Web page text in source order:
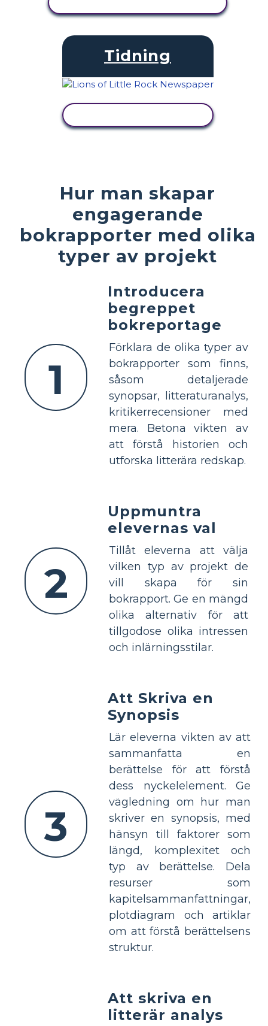
Tidning
Hur man skapar
engagerande
bokrapporter med olika
typer av projekt
1
Introducera
begreppet
bokreportage
Förklara de olika typer av
bokrapporter som finns,
såsom detaljerade
synopsar, litteraturanalys,
kritikerrecensioner med
mera. Betona vikten av
att förstå historien och
utforska litterära redskap.
2
Uppmuntra
elevernas val
Tillåt eleverna att välja
vilken typ av projekt de
vill skapa för sin
bokrapport. Ge en mängd
olika alternativ för att
tillgodose olika intressen
och inlärningsstilar.
3
Att Skriva en
Synopsis
Lär eleverna vikten av att
sammanfatta en
berättelse för att förstå
dess nyckelelement. Ge
vägledning om hur man
skriver en synopsis, med
hänsyn till faktorer som
längd, komplexitet och
typ av berättelse. Dela
resurser som
kapitelsammanfattningar,
plotdiagram och artiklar
om att förstå berättelsens
struktur.
Att skriva en
litterär analys